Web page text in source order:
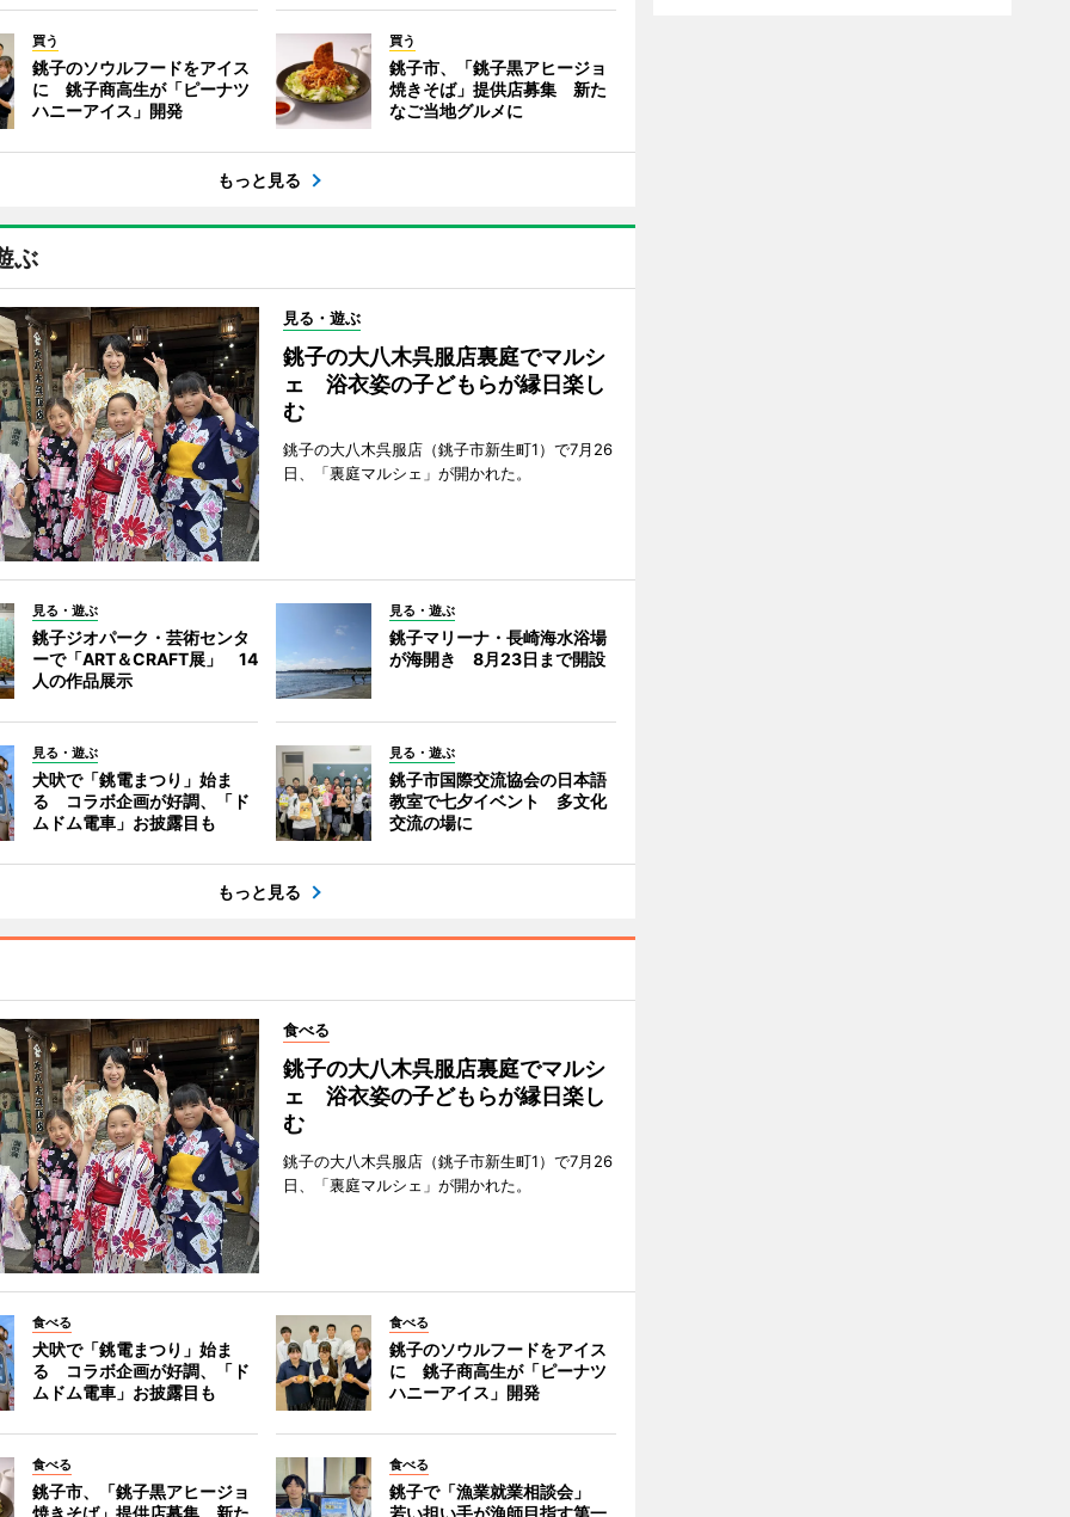
買う
銚子のソウルフードをアイス
に 銚子商高生が「ピーナツ
ハニーアイス」開発
買う
銚子市、「銚子黒アヒージョ
焼きそば」提供店募集 新た
なご当地グルメに
もっと見る
ぶ
見る・遊ぶ
銚子の大八木呉服店裏庭でマルシ
ェ 浴衣姿の子どもらが縁日楽し
む
銚子の大八木呉服店（銚子市新生町1）で7月26
日、「裏庭マルシェ」が開かれた。
見る・遊ぶ
銚子ジオパーク・芸術センタ
ーで「ART＆CRAFT展」 14
人の作品展示
見る・遊ぶ
銚子マリーナ・長崎海水浴場
が海開き 8月23日まで開設
見る・遊ぶ
犬吠で「銚電まつり」始ま
る コラボ企画が好調、「ド
ムドム電車」お披露目も
見る・遊ぶ
銚子市国際交流協会の日本語
教室で七夕イベント 多文化
交流の場に
もっと見る
食べる
銚子の大八木呉服店裏庭でマルシ
ェ 浴衣姿の子どもらが縁日楽し
む
銚子の大八木呉服店（銚子市新生町1）で7月26
日、「裏庭マルシェ」が開かれた。
食べる
犬吠で「銚電まつり」始ま
る コラボ企画が好調、「ド
ムドム電車」お披露目も
食べる
銚子のソウルフードをアイス
に 銚子商高生が「ピーナツ
ハニーアイス」開発
食べる
銚子市、「銚子黒アヒージョ
焼きそば」提供店募集 新た
食べる
銚子で「漁業就業相談会」
若い担い手が漁師目指す第一